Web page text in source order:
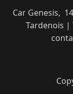
Car Genesis,
Tardenois |